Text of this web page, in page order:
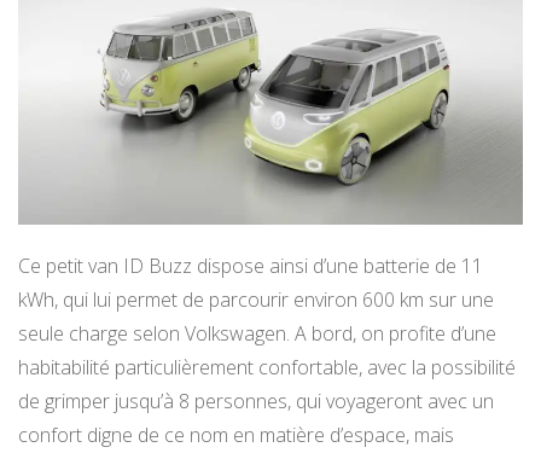
Ce petit van ID Buzz dispose ainsi d’une batterie de 11
kWh, qui lui permet de parcourir environ 600 km sur une
seule charge selon Volkswagen. A bord, on profite d’une
habitabilité particulièrement confortable, avec la possibilité
de grimper jusqu’à 8 personnes, qui voyageront avec un
confort digne de ce nom en matière d’espace, mais